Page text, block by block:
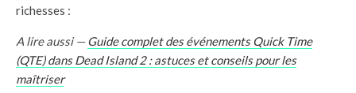
richesses :
A lire aussi —Guide complet des événements Quick Time
(QTE) dans Dead Island 2 : astuces et conseils pour les
maîtriser